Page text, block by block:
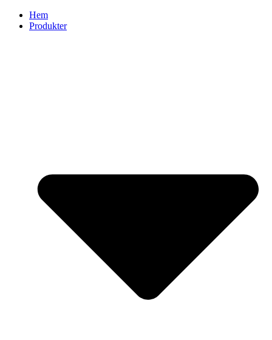
Hem
Produkter